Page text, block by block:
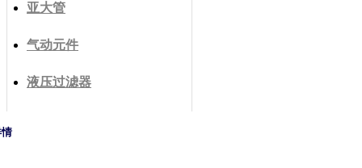
亚大管
气动元件
液压过滤器